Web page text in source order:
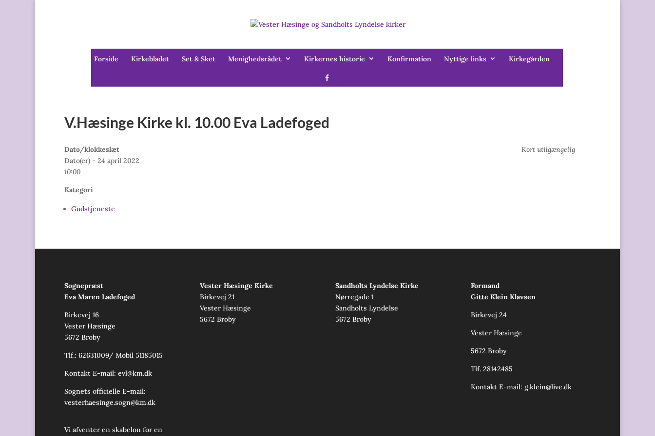
Forside Kirkebladet Set & Sket Menighedsrådet Kirkernes historie Konfirmation Nyttige links Kirkegården
V.Hæsinge Kirke kl. 10.00 Eva Ladefoged
Kort utilgængelig
Dato/klokkeslæt
Dato(er) - 24 april 2022
10:00
Kategori
Gudstjeneste
Sognepræst
Eva Maren Ladefoged
Birkevej 16
Vester Hæsinge
5672 Broby
Tlf.: 62631009/ Mobil 51185015
Kontakt E-mail: evl@km.dk
Sognets officielle E-mail:
vesterhaesinge.sogn@km.dk
Vi afventer en skabelon for en
Vester Hæsinge Kirke
Birkevej 21
Vester Hæsinge
5672 Broby
Sandholts Lyndelse Kirke
Nørregade 1
Sandholts Lyndelse
5672 Broby
Formand
Gitte Klein Klavsen
Birkevej 24
Vester Hæsinge
5672 Broby
Tlf. 28142485
Kontakt E-mail:g.klein@live.dk